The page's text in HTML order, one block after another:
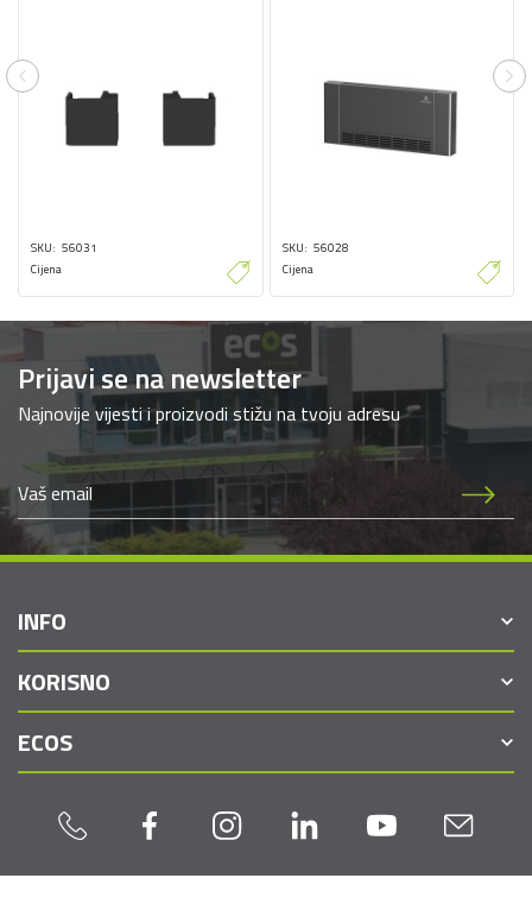
SKU 56031
Cijena
SKU 56028
Cijena
Previous
Prijavi se na newsletter
Najnovije vijesti i proizvodi stižu na tvoju adresu
INFO
KORISNO
ECOS